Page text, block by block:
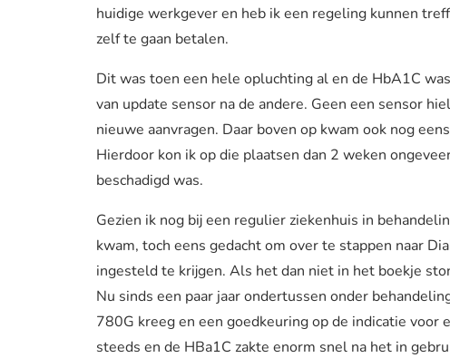
huidige werkgever en heb ik een regeling kunnen
zelf te gaan betalen.
Dit was toen een hele opluchting al en de HbA1C
van update sensor na de andere. Geen een sensor
nieuwe aanvragen. Daar boven op kwam ook nog
Hierdoor kon ik op die plaatsen dan 2 weken
beschadigd was.
Gezien ik nog bij een regulier ziekenhuis in
kwam, toch eens gedacht om over te stappen naar
ingesteld te krijgen. Als het dan niet in het boekje
Nu sinds een paar jaar ondertussen onder
780G kreeg en een goedkeuring op de indicatie
steeds en de HBa1C zakte enorm snel na het in